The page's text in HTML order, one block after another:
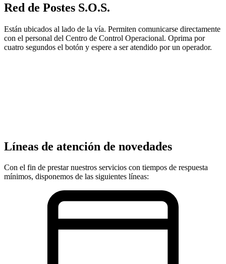
Red de Postes S.O.S.
Están ubicados al lado de la vía. Permiten comunicarse directamente
con el personal del Centro de Control Operacional. Oprima por
cuatro segundos el botón y espere a ser atendido por un operador.
Líneas de atención de novedades
Con el fin de prestar nuestros servicios con tiempos de respuesta
mínimos, disponemos de las siguientes líneas: